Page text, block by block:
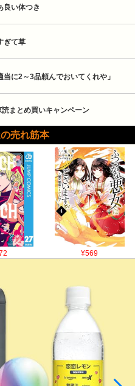
良い体つき
ぎて草
に2～3品頼んでおいてくれや」
まとめ買いキャンペーン
売れ筋本
¥569